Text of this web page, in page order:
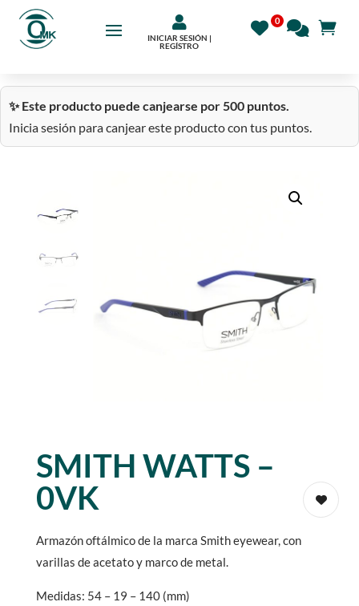

INICIAR SESIÓN |
REGÍSTRO
✨ Este producto puede canjearse por 500 puntos.
Inicia sesión para canjear este producto con tus puntos.
SMITH WATTS –
0VK
Armazón oftálmico de la marca Smith eyewear, con
varillas de acetato y marco de metal.
Medidas: 54 – 19 – 140 (mm)